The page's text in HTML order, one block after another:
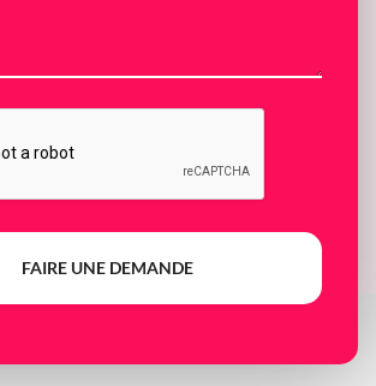
FAIRE UNE DEMANDE